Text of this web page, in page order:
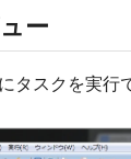
ー
タスクを実行